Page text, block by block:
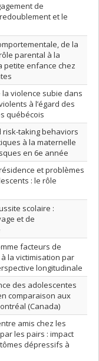
de
et le
de la
parental à la
petite enfance chez
violence subie dans
à l’égard des
québécois
taking behaviors
à la maternelle
en 6e année
et problèmes
: le rôle
scolaire :
et de
facteurs de
la victimisation par
longitudinale
des adolescentes
comparaison aux
(Canada)
amis chez les
les pairs : impact
dépressifs à